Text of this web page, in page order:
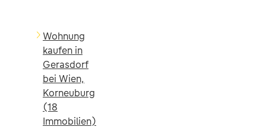
Wohnung
kaufen in
Gerasdorf
bei Wien,
Korneuburg
(18
Immobilien)